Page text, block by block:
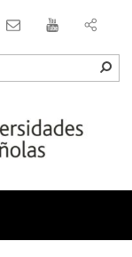
ContactoYouTube